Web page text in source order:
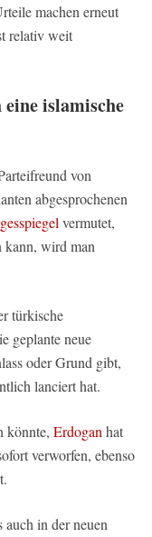
machen erneut
relativ weit
islamische
von
abgesprochenen
vermutet,
kann, wird man
türkische
geplante neue
oder Grund gibt,
lanciert hat.
könnte, Erdogan hat
verworfen, ebenso
auch in der neuen